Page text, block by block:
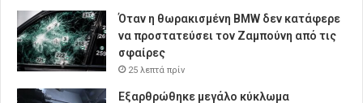
Όταν η θωρακισμένη BMW δεν κατάφερε
να προστατεύσει τον Ζαμπούνη από τις
σφαίρες
25 λεπτά πρίν
Εξαρθρώθηκε μεγάλο κύκλωμα